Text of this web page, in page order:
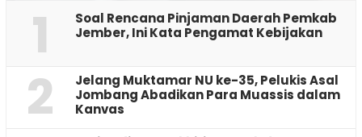
1
‎Soal Rencana Pinjaman Daerah Pemkab
Jember, Ini Kata Pengamat Kebijakan ‎
2
Jelang Muktamar NU ke-35, Pelukis Asal
Jombang Abadikan Para Muassis dalam
Kanvas